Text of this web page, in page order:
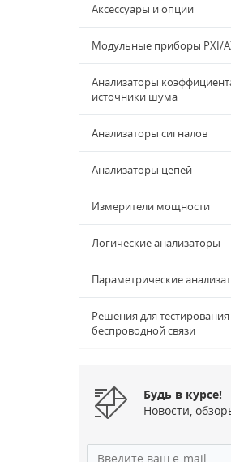
Аксессуары и опции
Модульные приборы PXI/
Анализаторы
источники шума
Анализаторы сигналов
Анализаторы цепей
Измерители мощности
Логические анализаторы
Параметрические
Решения для тестирования
беспроводной связи
Будь в курсе!
Новости,